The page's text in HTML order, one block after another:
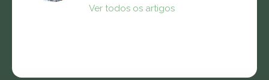
Ver todos os artigos